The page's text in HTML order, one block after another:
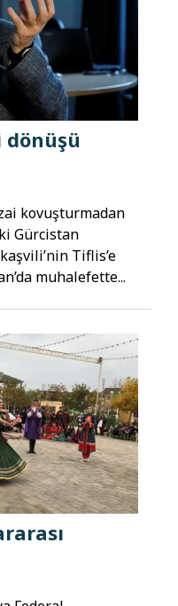
dönüşü
kovuşturmadan
Gürcistan
Tiflis’e
muhalefette...